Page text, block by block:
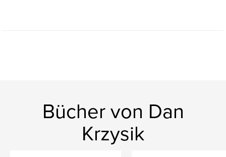
Bücher von Dan
Krzysik